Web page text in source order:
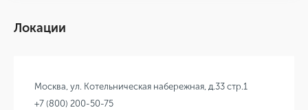
Локации
Москва, ул. Котельническая набережная, д.33 стр.1
+7 (800) 200-50-75